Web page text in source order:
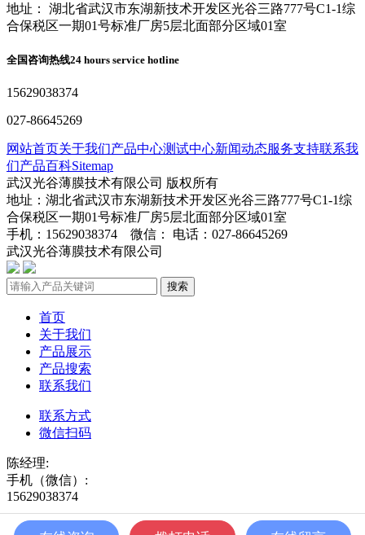
地址： 湖北省武汉市东湖新技术开发区光谷三路777号C1-1综
合保税区一期01号标准厂房5层北面部分区域01室
全国咨询热线24 hours service hotline
15629038374
027-86645269
网站首页关于我们产品中心测试中心新闻动态服务支持联系我
们产品百科Sitemap
武汉光谷薄膜技术有限公司 版权所有
地址：湖北省武汉市东湖新技术开发区光谷三路777号C1-1综
合保税区一期01号标准厂房5层北面部分区域01室
手机：15629038374 微信： 电话：027-86645269
武汉光谷薄膜技术有限公司
搜索
首页
关于我们
产品展示
产品搜索
联系我们
联系方式
微信扫码
陈经理:
手机（微信）:
15629038374